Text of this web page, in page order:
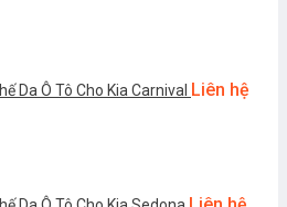
Da Ô Tô Cho Kia Carnival Liên hệ